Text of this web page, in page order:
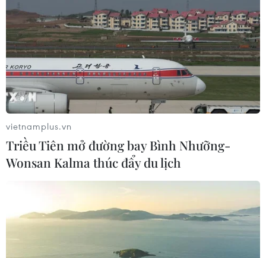
vietnamplus.vn
Triều Tiên mở đường bay Bình Nhưỡng-
Wonsan Kalma thúc đẩy du lịch